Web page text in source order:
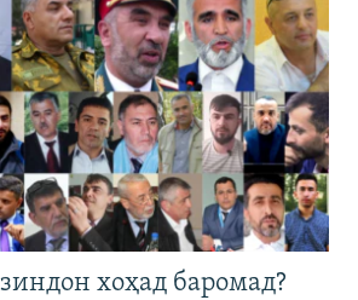
хоҳад баромад?